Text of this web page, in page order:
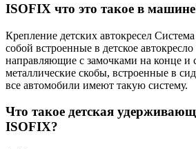
ISOFIX что это такое в
Крепление детских автокресел
собой встроенные в детское
направляющие с замочками на конце и
металлические скобы, встроенные в
все автомобили имеют такую систему.
Что такое детская
ISOFIX?